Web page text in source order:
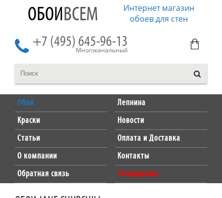
ОБОИВСЕМ
Интернет магазин
обоев для стен
+7 (495) 645-96-13
Многоканальный
Обои
Лепнина
Краски
Новости
Статьи
Оплата и Доставка
О компании
Контакты
Обратная связь
Распродажа